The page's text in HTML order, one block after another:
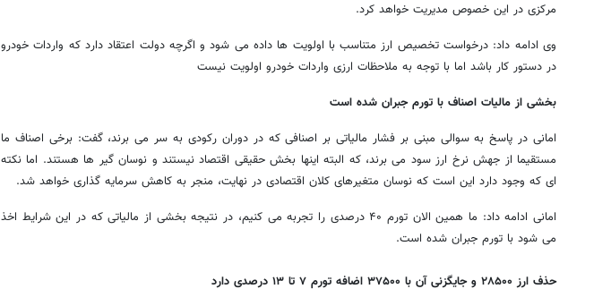
مرکزی در این خصوص مدیریت خواهد کرد.
وی ادامه داد: درخواست تخصیص ارز متناسب با اولویت ها داده می شود و اگرچه دولت اعتقاد دارد که واردات خودرو
در دستور کار باشد اما با توجه به ملاحظات ارزی واردات خودرو اولویت نیست
بخشی از مالیات اصناف با تورم جبران شده است
امانی در پاسخ به سوالی مبنی بر فشار مالیاتی بر اصنافی که در دوران رکودی به سر می برند، گفت: برخی اصناف ما
مستقیما از جهش نرخ ارز سود می برند، که البته اینها بخش حقیقی اقتصاد نیستند و نوسان گیر ها هستند. اما نکته
ای که وجود دارد این است که نوسان متغیرهای کلان اقتصادی در نهایت، منجر به کاهش سرمایه گذاری خواهد شد.
امانی ادامه داد: ما همین الان تورم ۴۰ درصدی را تجربه می کنیم، در نتیجه بخشی از مالیاتی که در این شرایط اخذ
می شود با تورم جبران شده است.
حذف ارز ۲۸۵۰۰ و جایگزنی آن با ۳۷۵۰۰ اضافه تورم ۷ تا ۱۳ درصدی دارد